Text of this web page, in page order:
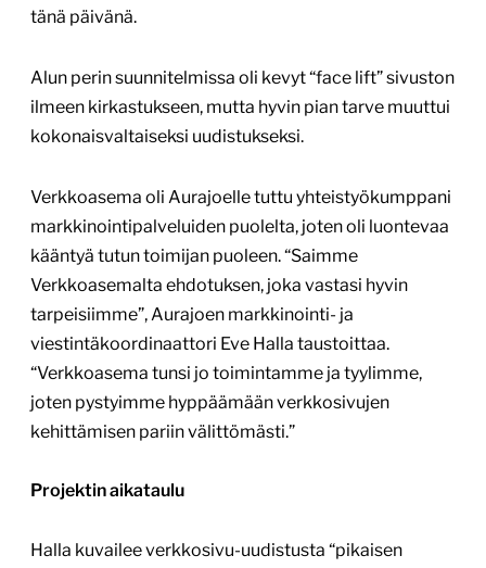
tänä päivänä.
Alun perin suunnitelmissa oli kevyt “face lift” sivuston
ilmeen kirkastukseen, mutta hyvin pian tarve muuttui
kokonaisvaltaiseksi uudistukseksi.
Verkkoasema oli Aurajoelle tuttu yhteistyökumppani
markkinointipalveluiden puolelta, joten oli luontevaa
kääntyä tutun toimijan puoleen. “Saimme
Verkkoasemalta ehdotuksen, joka vastasi hyvin
tarpeisiimme”, Aurajoen markkinointi- ja
viestintäkoordinaattori Eve Halla taustoittaa.
“Verkkoasema tunsi jo toimintamme ja tyylimme,
joten pystyimme hyppäämään verkkosivujen
kehittämisen pariin välittömästi.”
Projektin aikataulu
Halla kuvailee verkkosivu-uudistusta “pikaisen